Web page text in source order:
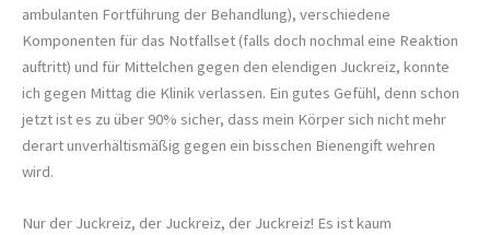
ambulanten Fortführung der Behandlung), verschiedene
Komponenten für das Notfallset (falls doch nochmal eine Reaktion
auftritt) und für Mittelchen gegen den elendigen Juckreiz, konnte
ich gegen Mittag die Klinik verlassen. Ein gutes Gefühl, denn schon
jetzt ist es zu über 90% sicher, dass mein Körper sich nicht mehr
derart unverhältismäßig gegen ein bisschen Bienengift wehren
wird.
Nur der Juckreiz, der Juckreiz, der Juckreiz! Es ist kaum